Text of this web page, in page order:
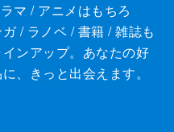
マ / アニメはもちろ
/ ラノベ / 書籍 / 雑誌も
ンアップ。あなたの好
、きっと出会えます。